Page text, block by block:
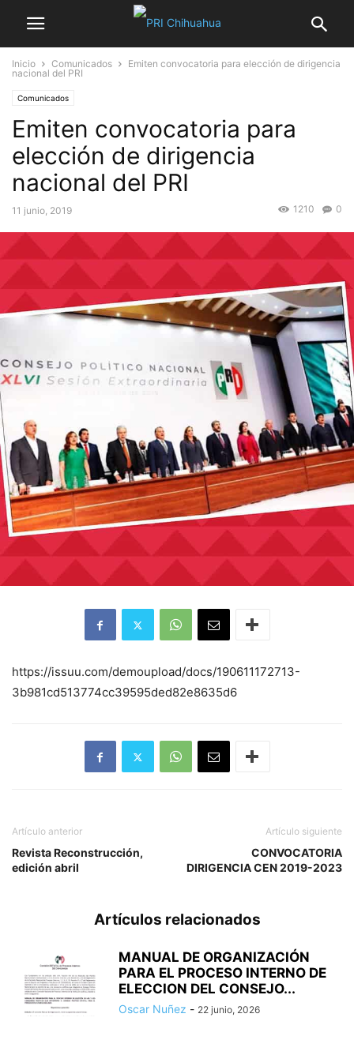
Inicio Comunicados
Emiten convocatoria para elección de dirigencia
nacional del PRI
Comunicados
Emiten convocatoria para
elección de dirigencia
nacional del PRI
11 junio, 2019 0
1210
https://issuu.com/demoupload/docs/190611172713-
3b981cd513774cc39595ded82e8635d6
Artículo anterior
Revista Reconstrucción,
edición abril
Artículo siguiente
CONVOCATORIA
DIRIGENCIA CEN 2019-2023
Artículos relacionados
MANUAL DE ORGANIZACIÓN
PARA EL PROCESO INTERNO DE
ELECCION DEL CONSEJO...
Oscar Nuñez - 22 junio, 2026